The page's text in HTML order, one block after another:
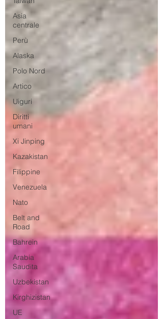
Asia
centrale
Perù
Alaska
Polo Nord
Artico
Uiguri
Diritti
umani
Xi Jinping
Kazakistan
Filippine
Venezuela
Nato
Belt and
Road
Bahrein
Arabia
Saudita
Uzbekistan
Kirghizistan
UE